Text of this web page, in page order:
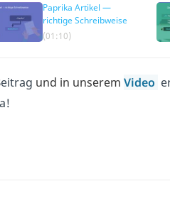
Paprika Artikel —
richtige Schreibweise
(01:10)
und in unserem Video